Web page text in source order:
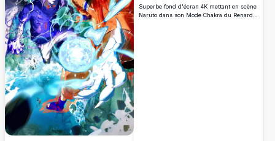
Superbe fond d'écran 4K mettant en scène
Naruto dans son Mode Chakra du Renard à